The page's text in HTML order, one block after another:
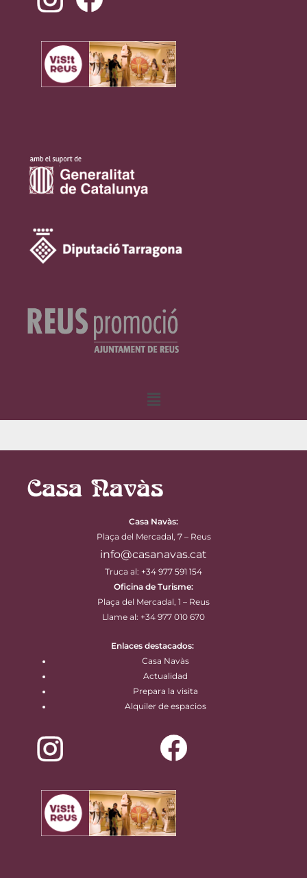
Menú
Casa Navàs:
Plaça del Mercadal, 7 – Reus
info@casanavas.cat
Truca al: +34 977 591 154
Oficina de Turisme:
Plaça del Mercadal, 1 – Reus
Llame al: +34 977 010 670
Enlaces destacados:
Casa Navàs
Actualidad
Prepara la visita
Alquiler de espacios